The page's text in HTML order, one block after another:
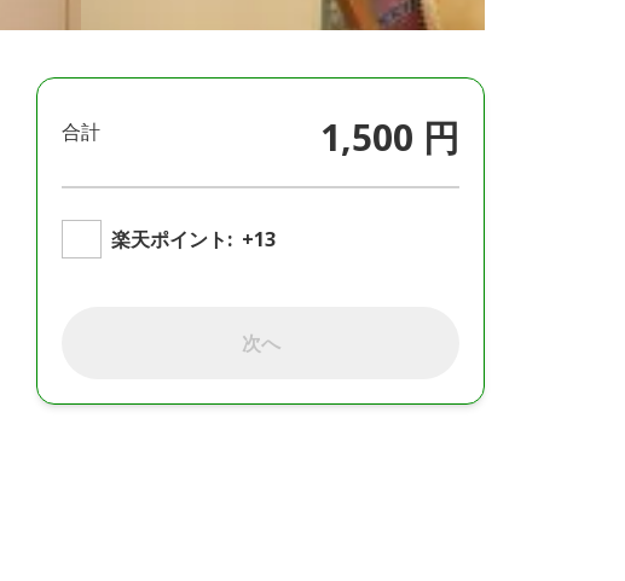
合計 1,500 円
楽天ポイント: +13
次へ